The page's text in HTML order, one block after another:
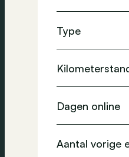
Type
Dagen online
Aantal vorige